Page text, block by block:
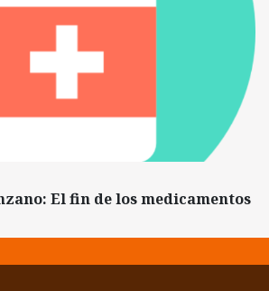
El fin de los medicamentos